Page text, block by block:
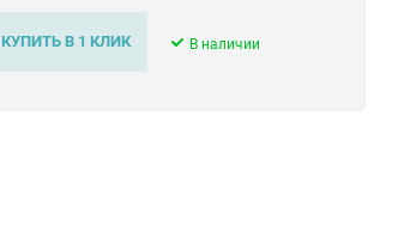
КУПИТЬ В 1 КЛИК В наличии